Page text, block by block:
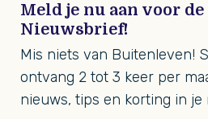
Meld je nu aan voor
Nieuwsbrief!
Mis niets van Buitenleven!
ontvang 2 tot 3 keer per
nieuws, tips en korting in je